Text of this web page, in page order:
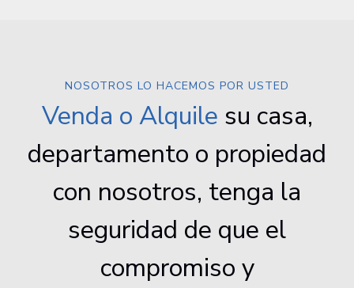
NOSOTROS LO HACEMOS POR USTED
Venda o Alquile su casa,
departamento o propiedad
con nosotros, tenga la
seguridad de que el
compromiso y